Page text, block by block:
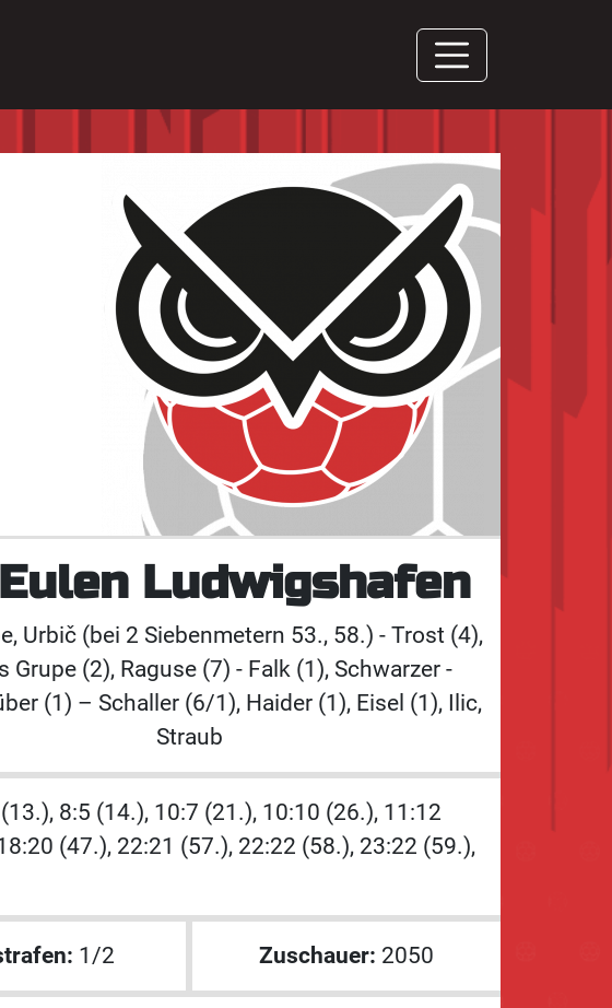
Ludwigshafen
Urbič (bei 2 Siebenmetern 53., 58.) - Trost (4),
Grupe (2), Raguse (7) - Falk (1), Schwarzer -
(1) – Schaller (6/1), Haider (1), Eisel (1), Ilic,
Straub
8:5 (14.), 10:7 (21.), 10:10 (26.), 11:12
(47.), 22:21 (57.), 22:22 (58.), 23:22 (59.),
1/2 Zuschauer: 2050